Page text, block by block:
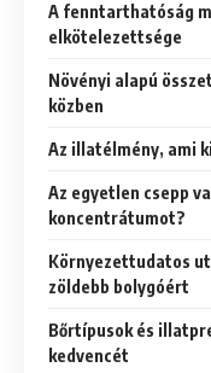
A fenntarthatóság
elkötelezettsége
Növényi alapú
közben
Az illatélmény, ami
Az egyetlen csepp
koncentrátumot?
Környezettudatos
zöldebb bolygóért
Bőrtípusok és
kedvencét